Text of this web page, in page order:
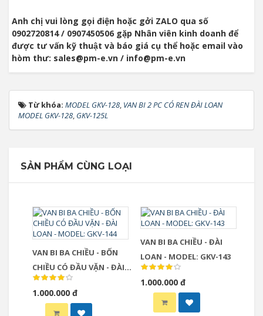
Anh chị vui lòng gọi điện hoặc gởi ZALO qua số
0902720814 / 0907450506 gặp Nhân viên kinh doanh để
được tư vấn kỹ thuật và báo giá cụ thể hoặc email vào
hòm thư: sales@pm-e.vn / info@pm-e.vn
Từ khóa: MODEL GKV-128, VAN BI 2 PC CÓ REN ĐÀI LOAN
MODEL GKV-128, GKV-125L
SẢN PHẨM CÙNG LOẠI
VAN BI BA CHIỀU - BỐN
CHIỀU CÓ ĐẦU VẶN - ĐÀI
LOAN - MODEL: GKV-144
1.000.000 đ
VAN BI BA CHIỀU - ĐÀI
LOAN - MODEL: GKV-143
1.000.000 đ